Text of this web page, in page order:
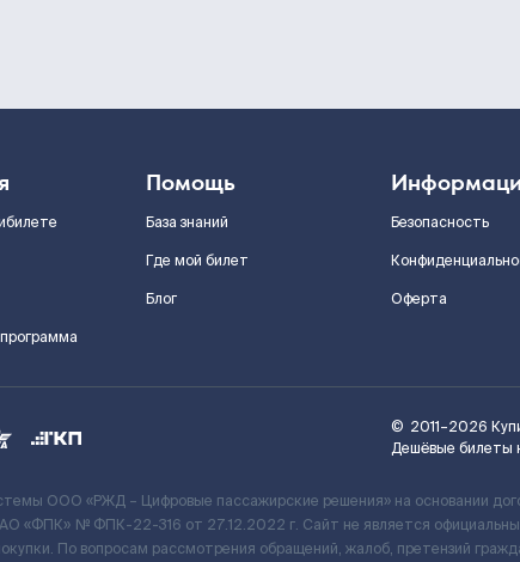
Помощь
База знаний
Где мой билет
Блог
Безопасность
Оферта
© 2011–2026
Дешёвые билеты
ООО «РЖД – Цифровые пассажирские решения» на основании
«ФПК» № ФПК-22-316 от 27.12.2022 г. Сайт не является
По вопросам рассмотрения обращений, жалоб, претензий